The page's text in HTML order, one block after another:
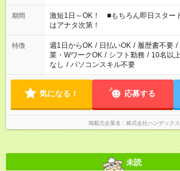
相談ください！
期間
激短1日～OK！ ■もちろん即日スタ
はアナタ次第！
特徴 週1日からOK / 日払いOK / 履歴書不要 /
業・WワークOK / シフト勤務 / 10名以
なし / パソコンスキル不要
気になる！ 応募する
掲載元企業名 株式会社ハンデックス
未読